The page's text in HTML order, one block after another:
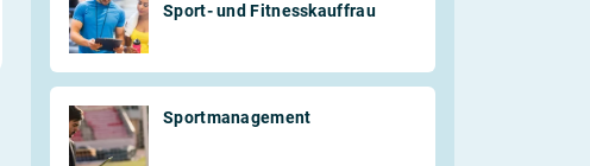
Sport- und Fitnesskauffrau
Sportmanagement